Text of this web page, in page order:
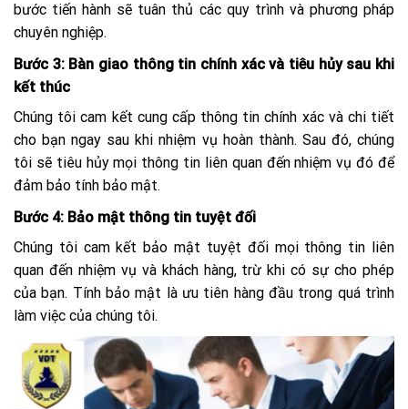
bước tiến hành sẽ tuân thủ các quy trình và phương pháp
chuyên nghiệp.
Bước 3: Bàn giao thông tin chính xác và tiêu hủy sau khi
kết thúc
Chúng tôi cam kết cung cấp thông tin chính xác và chi tiết
cho bạn ngay sau khi nhiệm vụ hoàn thành. Sau đó, chúng
tôi sẽ tiêu hủy mọi thông tin liên quan đến nhiệm vụ đó để
đảm bảo tính bảo mật.
Bước 4: Bảo mật thông tin tuyệt đối
Chúng tôi cam kết bảo mật tuyệt đối mọi thông tin liên
quan đến nhiệm vụ và khách hàng, trừ khi có sự cho phép
của bạn. Tính bảo mật là ưu tiên hàng đầu trong quá trình
làm việc của chúng tôi.